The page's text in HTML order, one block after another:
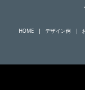
HOME デザイン例